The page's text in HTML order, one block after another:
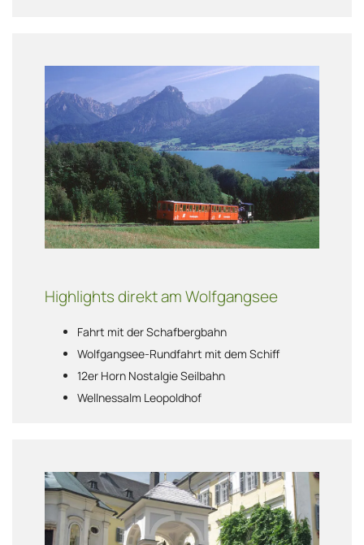
Highlights direkt am Wolfgangsee
Fahrt mit der Schafbergbahn
Wolfgangsee-Rundfahrt mit dem Schiff
12er Horn Nostalgie Seilbahn
Wellnessalm Leopoldhof